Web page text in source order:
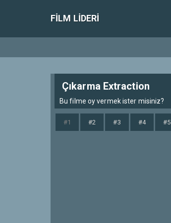
FILM LIDERI
Çıkarma Extraction
Bu filme oy vermek ister misiniz?
#1 #2 #3 #4 #5